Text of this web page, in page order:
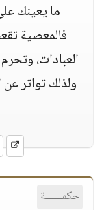
ما يعينك
فالمعصية
العبادات،
ولذلك تواتر
حكمــــــة